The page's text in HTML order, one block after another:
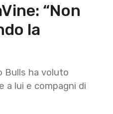
“Non
la
Bulls ha voluto
a lui e compagni di